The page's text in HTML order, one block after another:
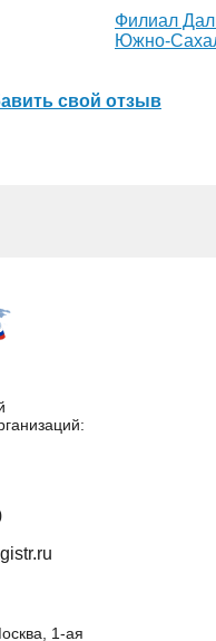
Филиал
Южно-
свой отзыв
1-ая